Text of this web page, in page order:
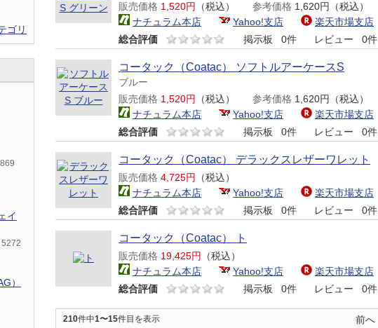
販売価格 1,520円 （税込） 参考価格 1,620円（税込）
ナチュラム本店
Yahoo!支店
楽天市場支店
総合評価
掲示板 0件 レビュー 0件
コータック（Coatac） ソフトルアーケースS
ブルー
販売価格 1,520円 （税込） 参考価格 1,620円（税込）
ナチュラム本店
Yahoo!支店
楽天市場支店
総合評価
掲示板 0件 レビュー 0件
コータック（Coatac） デラックスレザーワレット
販売価格 4,725円
（税込）
ナチュラム本店
Yahoo!支店
楽天市場支店
総合評価
掲示板 0件 レビュー 0件
コータック（Coatac） ト
販売価格 19,425円
（税込）
ナチュラム本店
Yahoo!支店
楽天市場支店
総合評価
掲示板 0件 レビュー 0件
210件中1〜15件目を表示 前へ
ゴリ
イ
5272
）